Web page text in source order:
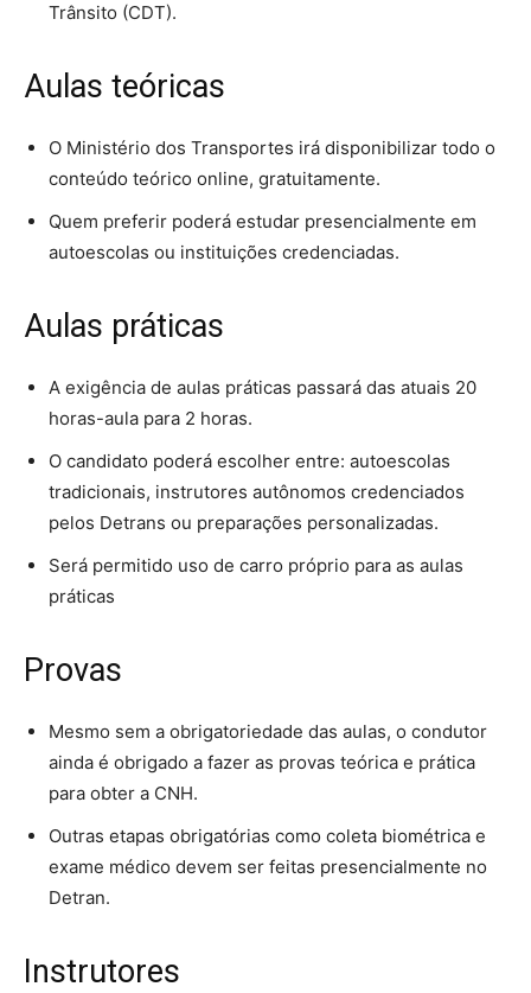
Trânsito (CDT).
Aulas teóricas
O Ministério dos Transportes irá disponibilizar todo o
conteúdo teórico online, gratuitamente.
Quem preferir poderá estudar presencialmente em
autoescolas ou instituições credenciadas.
Aulas práticas
A exigência de aulas práticas passará das atuais 20
horas-aula para 2 horas.
O candidato poderá escolher entre: autoescolas
tradicionais, instrutores autônomos credenciados
pelos Detrans ou preparações personalizadas.
Será permitido uso de carro próprio para as aulas
práticas
Provas
Mesmo sem a obrigatoriedade das aulas, o condutor
ainda é obrigado a fazer as provas teórica e prática
para obter a CNH.
Outras etapas obrigatórias como coleta biométrica e
exame médico devem ser feitas presencialmente no
Detran.
Instrutores